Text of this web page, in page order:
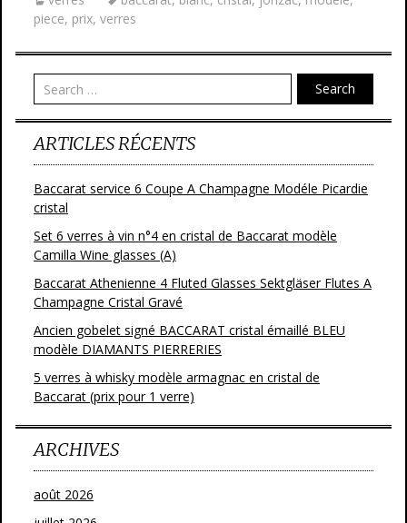
b
o
o
k
er l g
er
piece, prix, verres
Search
ARTICLES RÉCENTS
Baccarat service 6 Coupe A Champagne Modéle Picardie
cristal
Set 6 verres à vin n°4 en cristal de Baccarat modèle
Camilla Wine glasses (A)
Baccarat Athenienne 4 Fluted Glasses Sektgläser Flutes A
Champagne Cristal Gravé
Ancien gobelet signé BACCARAT cristal émaillé BLEU
modèle DIAMANTS PIERRERIES
5 verres à whisky modèle armagnac en cristal de
Baccarat (prix pour 1 verre)
ARCHIVES
août 2026